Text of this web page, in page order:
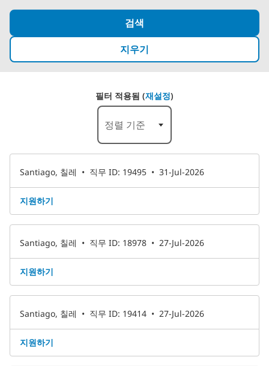
검색
지우기
1-6 /17 결과
필터 적용됨 (재설정)
정렬 기준
Santiago, 칠레 • 직무 ID: 19495 • 31-Jul-2026
지원하기
Santiago, 칠레 • 직무 ID: 18978 • 27-Jul-2026
지원하기
Santiago, 칠레 • 직무 ID: 19414 • 27-Jul-2026
지원하기